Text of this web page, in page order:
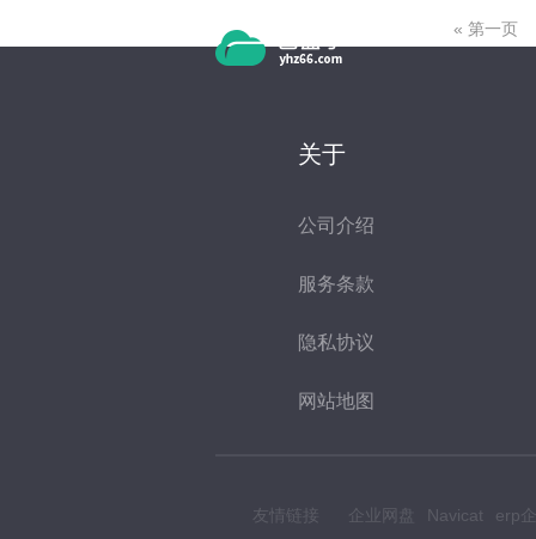
« 第一页
关于
公司介绍
服务条款
隐私协议
网站地图
友情链接 企业网盘 Navicat erp